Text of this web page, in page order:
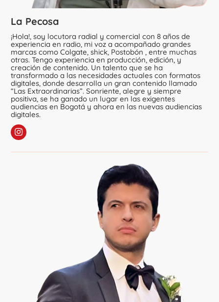
La Pecosa
¡Hola!, soy locutora radial y comercial con 8 años de
experiencia en radio, mi voz a acompañado grandes
marcas como Colgate, shick, Postobón , entre muchas
otras. Tengo experiencia en producción, edición, y
creación de contenido. Un talento que se ha
transformado a las necesidades actuales con formatos
digitales, donde desarrolla un gran contenido llamado
“Las Extraordinarias”. Sonriente, alegre y siempre
positiva, se ha ganado un lugar en las exigentes
audiencias en Bogotá y ahora en las nuevas audiencias
digitales.
Sigue a La Pecosa
en Instagram